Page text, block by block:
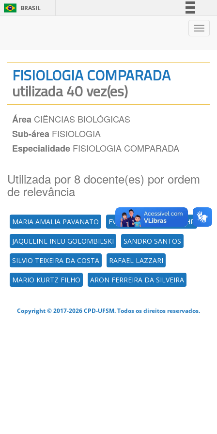
BRASIL
Legislação
FISIOLOGIA COMPARADA
utilizada 40 vez(es)
Área CIÊNCIAS BIOLÓGICAS
Sub-área FISIOLOGIA
Especialidade FISIOLOGIA COMPARADA
Utilizada por 8 docente(es) por ordem
de relevância
MARIA AMALIA PAVANATO EVERTON RODOLFO BEHR
JAQUELINE INEU GOLOMBIESKI SANDRO SANTOS
SILVIO TEIXEIRA DA COSTA RAFAEL LAZZARI
MARIO KURTZ FILHO ARON FERREIRA DA SILVEIRA
Copyright © 2017-2026 CPD-UFSM. Todos os direitos reservados.